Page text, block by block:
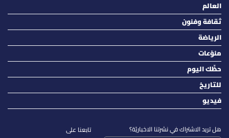
العالم
ثقافة وفنون
الرياضة
منوّعات
حظّك اليوم
للتاريخ
فيديو
هل تريد الاشتراك في نشرتنا الاخباريّة؟ تابعنا على